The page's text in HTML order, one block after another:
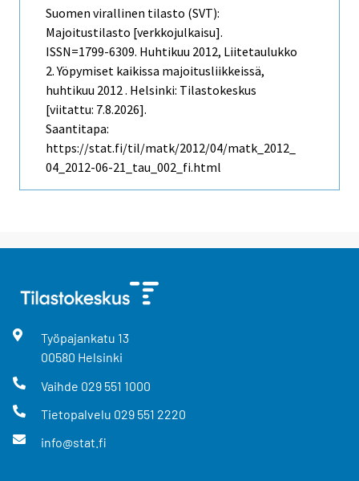
Suomen virallinen tilasto (SVT):
Majoitustilasto [verkkojulkaisu].
ISSN=1799-6309. Huhtikuu 2012, Liitetaulukko
2. Yöpymiset kaikissa majoitusliikkeissä,
huhtikuu 2012 . Helsinki: Tilastokeskus
[viitattu: 7.8.2026].
Saantitapa:
https://stat.fi/til/matk/2012/04/matk_2012_
04_2012-06-21_tau_002_fi.html
Työpajankatu 13
00580 Helsinki
Vaihde 029 551 1000
Tietopalvelu 029 551 2220
info@stat.fi